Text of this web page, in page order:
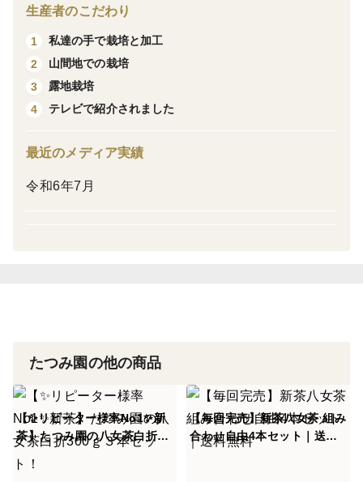
当店の看板商品。清風(せいふう)
☆皆様から何年もリピートして購入していただいてる商
八カ茶の特徴だと考え大限の米をたっぷり浴びた茶葉の
栽培を行っております！
【こだわりの深蒸し製法】
お茶はじっくりと時間をかけ深蒸しすることで渋みが減
リコクがあり甘みのあるまろやかな味わいになります。
生産者のこだわり
1
私達の手で栽培と加工
2
山間地での栽培
3
露地栽培
4
テレビで紹介されました
最近のメディア実績
令和6年7月
たつみ園の他の商品
【✨リピーター様率No1✨新
茶】たつみ園の八女茶白折30
【毎回完売】新茶八女茶 組み
合わせ自由4本セット｜送料